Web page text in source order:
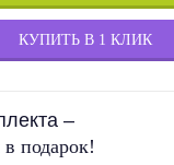
КУПИТЬ В 1 КЛИК
–
подарок!